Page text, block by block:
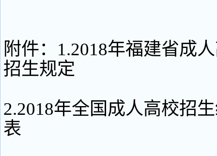
附件：1.2018年福建省成
招生规定
2.2018年全国成人高校招
表